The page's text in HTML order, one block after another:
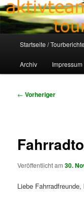
Zum
primären
Inhalt
springenawt-
Aktivteam-
Startseite / Tourberichte
Archiv Impressum
Beitragsnavigation
← Vorheriger
Veröffentlicht am30.
Liebe